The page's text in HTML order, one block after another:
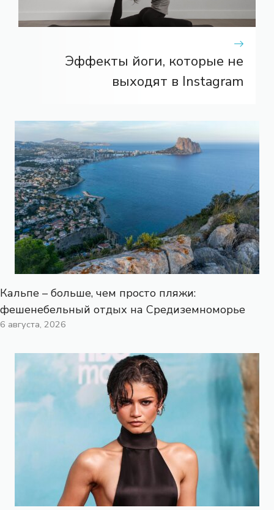
Эффекты йоги, которые не
выходят в Instagram
Кальпе – больше, чем просто пляжи:
фешенебельный отдых на Средиземноморье
6 августа, 2026